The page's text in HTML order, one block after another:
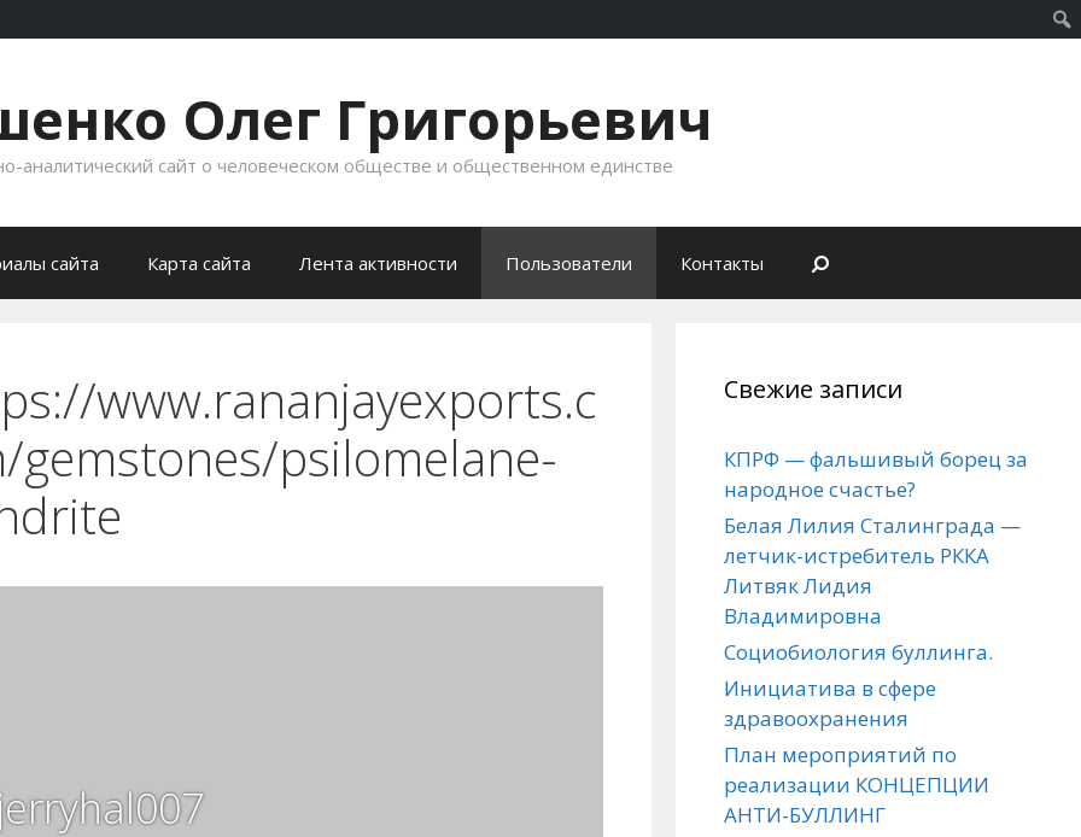
Олег Григорьевич
аналитический сайт о человеческом обществе и общественном единстве
сайта Карта сайта Лента активности Пользователи Контакты
www.rananjayexports.c
gemstones/psilomelane-
Свежие записи
КПРФ — фальшивый борец за
народное счастье?
Белая Лилия Сталинграда —
летчик-истребитель РККА
Литвяк Лидия
Владимировна
Социобиология буллинга.
Инициатива в сфере
здравоохранения
План мероприятий по
реализации КОНЦЕПЦИИ
АНТИ-БУЛЛИНГ